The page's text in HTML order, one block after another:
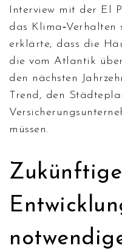
Interview mit der El
das Klima‑Verhalten
erklärte, dass die
die vom Atlantik
den nächsten
Trend, den
müssen.
Zukünftige